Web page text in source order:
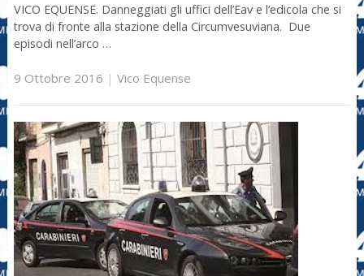
VICO EQUENSE. Danneggiati gli uffici dell’Eav e l’edicola che si
trova di fronte alla stazione della Circumvesuviana. Due
episodi nell’arco …
9 Ottobre 2016 | Vico Equense